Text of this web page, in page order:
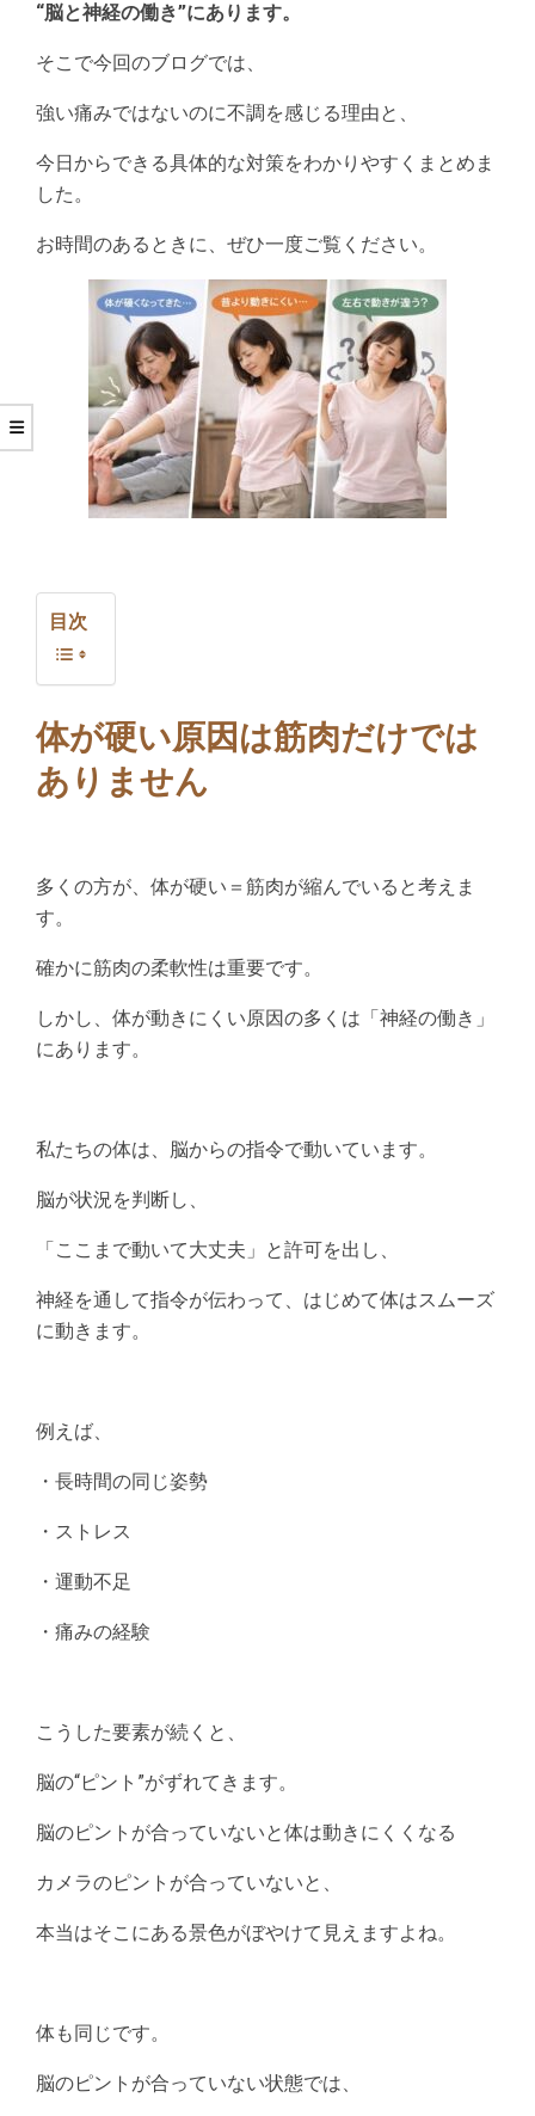
“脳と神経の働き”にあります。
そこで今回のブログでは、
強い痛みではないのに不調を感じる理由と、
今日からできる具体的な対策をわかりやすくまとめま
した。
お時間のあるときに、ぜひ一度ご覧ください。
目次
体が硬い原因は筋肉だけでは
ありません
多くの方が、体が硬い＝筋肉が縮んでいると考えま
す。
確かに筋肉の柔軟性は重要です。
しかし、体が動きにくい原因の多くは「神経の働き」
にあります。
私たちの体は、脳からの指令で動いています。
脳が状況を判断し、
「ここまで動いて大丈夫」と許可を出し、
神経を通して指令が伝わって、はじめて体はスムーズ
に動きます。
例えば、
・長時間の同じ姿勢
・ストレス
・運動不足
・痛みの経験
こうした要素が続くと、
脳の“ピント”がずれてきます。
脳のピントが合っていないと体は動きにくくなる
カメラのピントが合っていないと、
本当はそこにある景色がぼやけて見えますよね。
体も同じです。
脳のピントが合っていない状態では、